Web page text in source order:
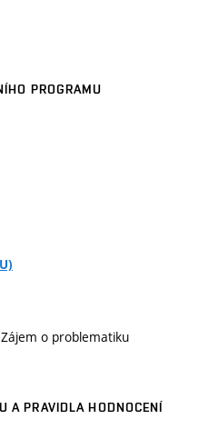
PROGRAMU
o problematiku
A PRAVIDLA HODNOCENÍ